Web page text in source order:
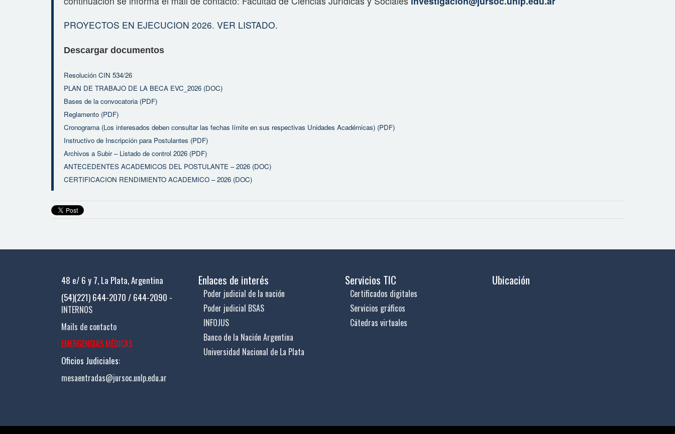
PROYECTOS EN EJECUCION 2026. VER LISTADO.
Descargar documentos
Resolución CIN 534/26
PLAN DE TRABAJO DE LA BECA EVC_2026 (DOC)
Bases de la convocatoria (PDF)
Reglamento (PDF)
Cronograma (Los interesados deben consultar las fechas límite en sus respectivas Unidades Académicas) (PDF)
Instructivo de Inscripción para Postulantes (PDF)
Archivos a Subir – Listado de control 2026 (PDF)
ANTECEDENTES ACADEMICOS DEL POSTULANTE – 2026 (DOC)
CERTIFICACION RENDIMIENTO ACADEMICO – 2026 (DOC)
48 e/ 6 y 7, La Plata, Argentina
(54)(221) 644-2070 / 644-2090 -
INTERNOS
Mails de contacto
EMERGENCIAS MÉDICAS
Oficios Judiciales:
mesaentradas@jursoc.unlp.edu.ar
Enlaces de interés
Poder judicial de la nación
Poder judicial BSAS
INFOJUS
Banco de la Nación Argentina
Universidad Nacional de La Plata
Servicios TIC
Certificados digitales
Servicios gráficos
Cátedras virtuales
Ubicación